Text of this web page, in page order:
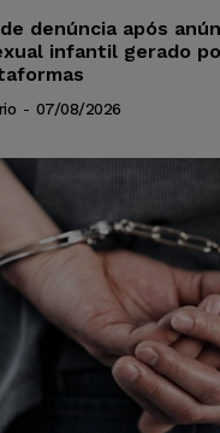
denúncia após
infantil gerado
- 07/08/2026